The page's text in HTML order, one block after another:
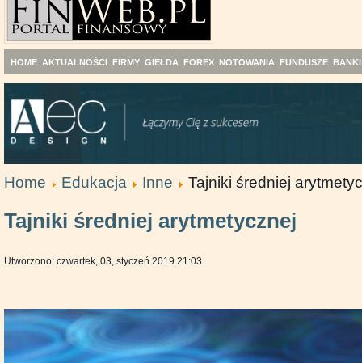
HOME AKTUALNOŚCI FIRMY GIEŁDA FOREX NOTOWANIA FUNDUSZE BANKI
Home Edukacja Inne Tajniki średniej
Tajniki średniej arytmetycznej
Utworzono: czwartek, 03, styczeń 2019 21:03